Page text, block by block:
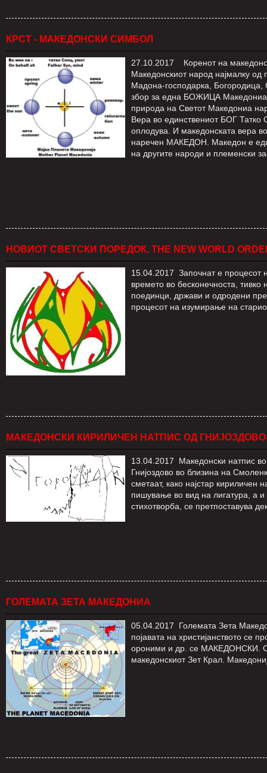
КРСТ - МАКЕДОНСКИ СИМБОЛ
27.10.2017 Коренот на
Mакедонскиот народ најмалку
Мадона-господарка, Богородица,
збор за една БОЖИЦА Македониа,
природа на Светот Македониа
Вера во единствениот БОГ Татко
оплодува. И македонската вера
наречен МАКЕДОН. Македон е
на другите народи и племенски
НОВИОТ СВЕТСКИ ПОРЕДОК, THE NEW WORLD
15.04.2017 Започнат е процесот
времето во бесконечноста,
поединци, држави и одродени
процесот на изумирање на
МАКЕДОНСКИ КИРИЛИЧЕН НАТПИС ОД
13.04.2017 Македонски натпис
Гнијоздово во близина на
сметаат, како најстар кириличен
пишување во вид на лигатура, а
стихотворба, се претпоставува
ГОЛЕМАТА ЗЕТА МАКЕДОНИА
05.04.2017 Големата Зета
појавата на христијанството се
ороними и др. се МАКЕДОНСКИ.
македонскиот Зет Крал.